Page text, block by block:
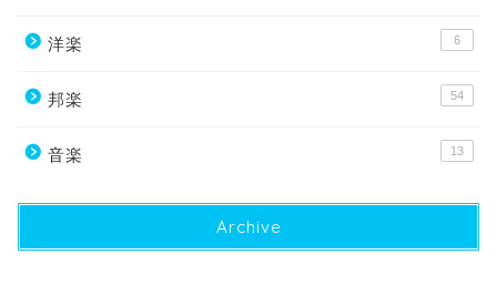
洋楽 6
邦楽 54
音楽 13
Archive